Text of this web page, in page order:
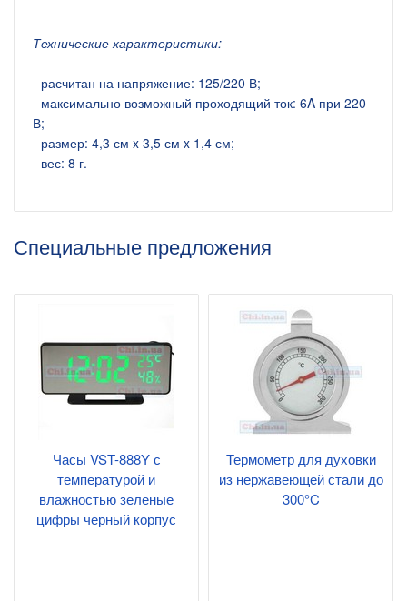
Технические характеристики:
- расчитан на напряжение: 125/220 В;
- максимально возможный проходящий ток: 6A при 220
В;
- размер: 4,3 см x 3,5 см x 1,4 см;
- вес: 8 г.
Специальные предложения
Часы VST-888Y с
температурой и
влажностью зеленые
цифры черный корпус
Термометр для духовки
из нержавеющей стали до
300°C